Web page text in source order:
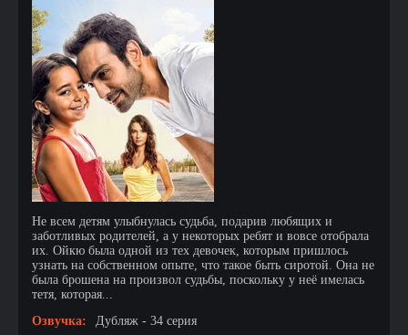
Не всем детям улыбнулась судьба, подарив любящих и
заботливых родителей, а у некоторых ребят и вовсе отобрала
их. Ойкю была одной из тех девочек, которым пришлось
узнать на собственном опыте, что такое быть сиротой. Она не
была брошена на произвол судьбы, поскольку у неё имелась
тетя, которая...
Озвучка:
Дубляж - 34 серия